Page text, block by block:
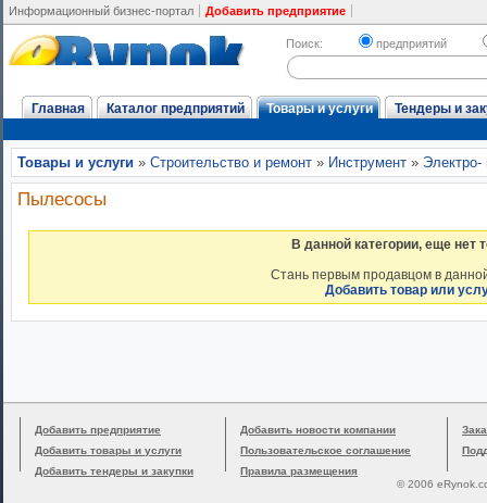
Информационный бизнес-портал Добавить предприятие
Поиск: предприятий
Главная Каталог предприятий Товары и услуги Тендеры и
Товары и услуги » Строительство и ремонт » Инструмент » Электро-
Пылесосы
В данной категории, еще нет
Стань первым продавцом в
Добавить товар или
Добавить предприятие
Добавить товары и услуги
Добавить тендеры и закупки
Добавить новости компании
Пользовательское соглашение
Правила размещения
© 2006